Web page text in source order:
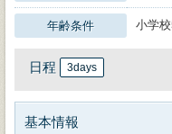
年齢条件 小学
日程 3days
基本情報